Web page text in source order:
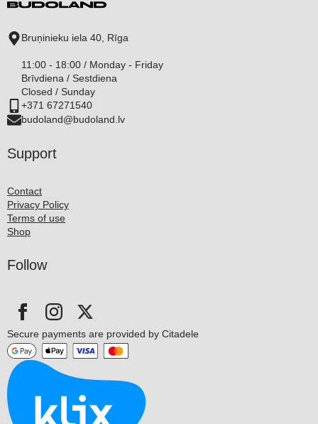
Bruņinieku iela 40, Rīga
11:00 - 18:00 / Monday - Friday
Brīvdiena / Sestdiena
Closed / Sunday
+371 67271540
budoland@budoland.lv
Support
Contact
Privacy Policy
Terms of use
Shop
Follow
Secure payments are provided by Citadele